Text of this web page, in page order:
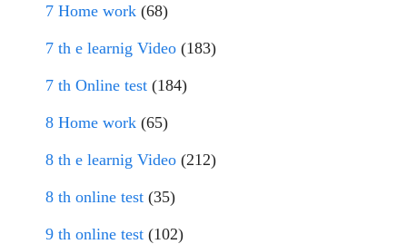
7 Home work (68)
7 th e learnig Video (183)
7 th Online test (184)
8 Home work (65)
8 th e learnig Video (212)
8 th online test (35)
9 th online test (102)